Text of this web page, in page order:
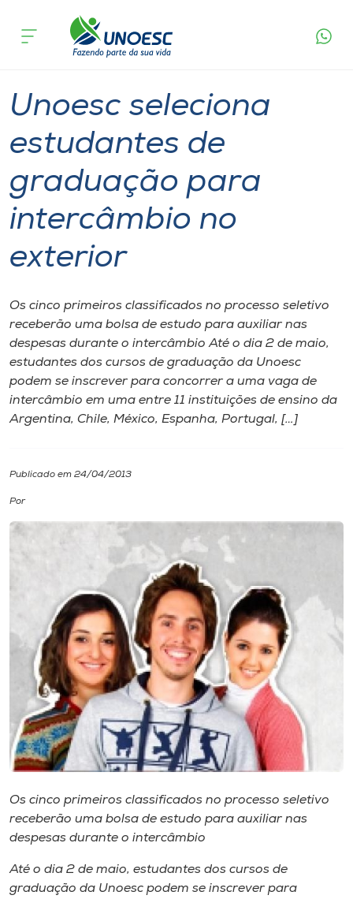
Cursos
Pesquisa
Atendimento ao Estudante
Portal de Ensino
Internacionalização
I.nova
Cultura
CPA
Editora
Rádio
Museu
Unoesc
o idioma
acontece
Unoesc seleciona
estudantes de
graduação para
intercâmbio no
exterior
Os cinco primeiros classificados no processo seletivo
receberão uma bolsa de estudo para auxiliar nas
despesas durante o intercâmbio Até o dia 2 de maio,
estudantes dos cursos de graduação da Unoesc
podem se inscrever para concorrer a uma vaga de
intercâmbio em uma entre 11 instituições de ensino da
Argentina, Chile, México, Espanha, Portugal, […]
Publicado em 24/04/2013
Por
Os cinco primeiros classificados no processo seletivo
receberão uma bolsa de estudo para auxiliar nas
despesas durante o intercâmbio
Até o dia 2 de maio, estudantes dos cursos de
graduação da Unoesc podem se inscrever para